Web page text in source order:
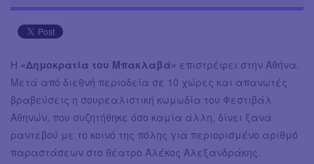
Η «Δημοκρατία του Μπακλαβά» επιστρέφει στην Αθήνα.
Μετά από διεθνή περιοδεία σε 10 χώρες και απανωτές
βραβεύσεις η σουρεαλιστική κωμωδία του Φεστιβάλ
Αθηνών, που συζητήθηκε όσο καμία άλλη, δίνει ξανά
ραντεβού με το κοινό της πόλης για περιορισμένο αριθμό
παραστάσεων στο θέατρο Αλέκος Αλεξανδράκης.